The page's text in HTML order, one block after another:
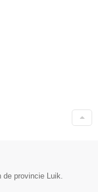
de provincie Luik.